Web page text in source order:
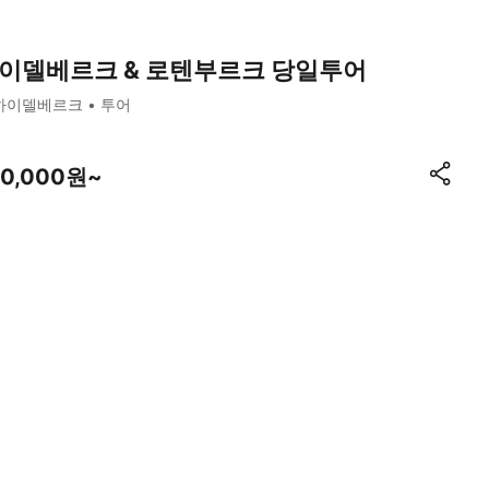
델베르크 & 로텐부르크 당일투어
이델베르크 투어
원~